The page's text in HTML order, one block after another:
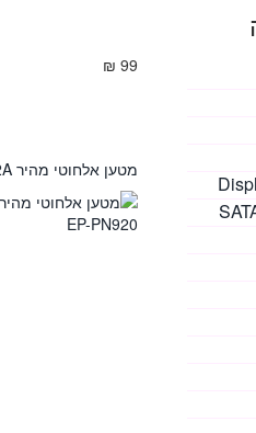
99 ₪
מטען אלחוטי מהיר Samsung 2A דגם EP-PN920